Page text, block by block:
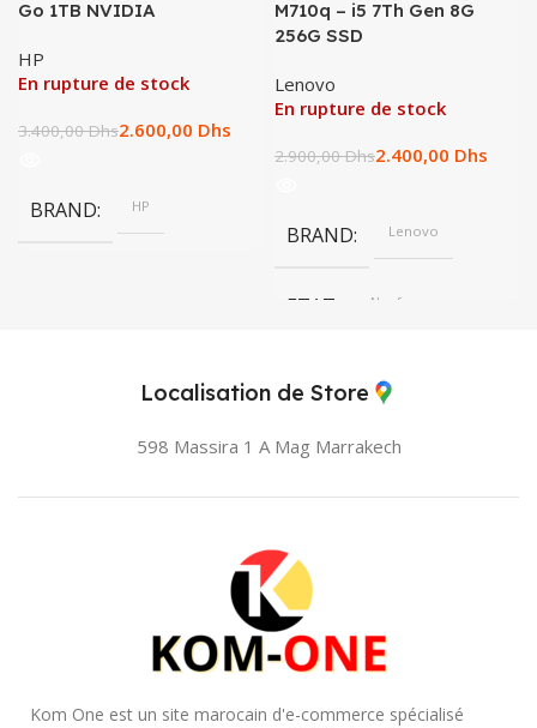
Go 1TB NVIDIA
HP
En rupture de stock
3.400,00Dhs2.600,00 Dhs
BRAND HP
M710q – i5 7Th Gen 8G
256G SSD
Lenovo
En rupture de stock
2.900,00Dhs2.400,00 Dhs
BRAND Lenovo
ETAT Neuf
Localisation de Store
598 Massira 1 A Mag Marrakech
Kom One est un site marocain d'e-commerce spécialisé